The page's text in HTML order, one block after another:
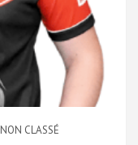
NON CLASSÉ